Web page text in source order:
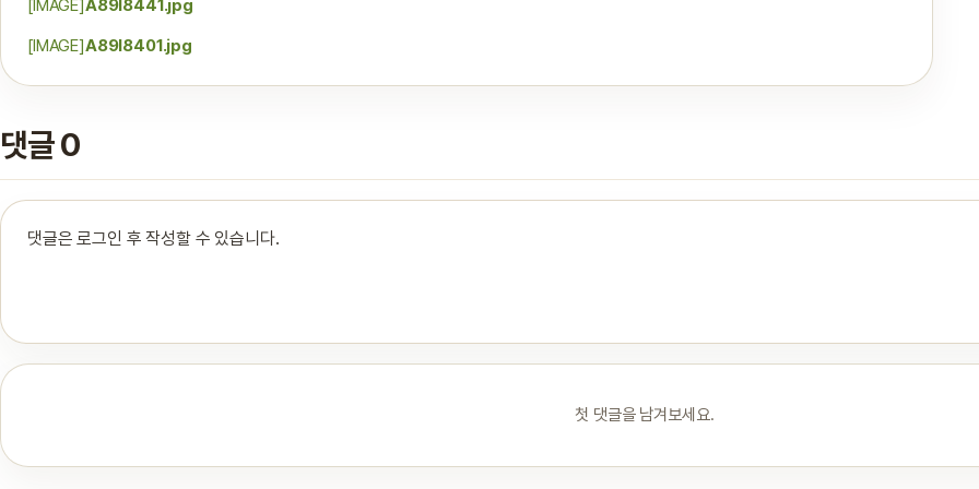
[IMAGE] A89I8441.jpg
[IMAGE]A89I8401.jpg
댓글 0
댓글은 로그인 후 작성할 수 있습니다.
첫 댓글을 남겨보세요.